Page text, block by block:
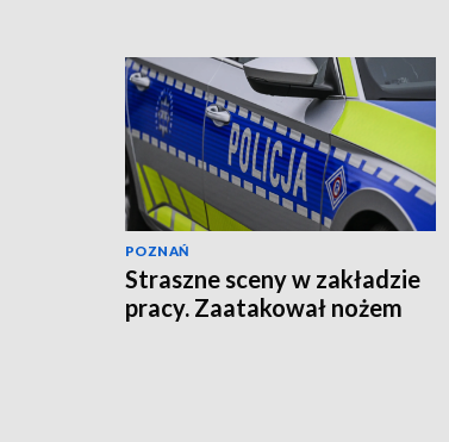
POZNAŃ
Straszne sceny w zakładzie
pracy. Zaatakował nożem